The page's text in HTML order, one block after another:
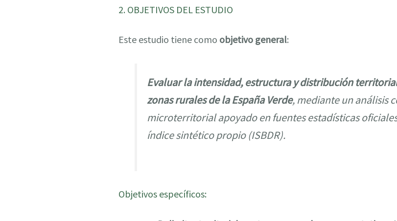
2. OBJETIVOS DEL ESTUDIO
Este estudio tiene como objetivo general:
Evaluar la intensidad, estructura y distribución
zonas rurales de la España Verde, mediante un análisis
microterritorial apoyado en fuentes estadísticas
índice sintético propio (ISBDR).
Objetivos específicos: